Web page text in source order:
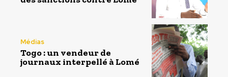
Médias
Togo : un vendeur de
journaux interpellé à Lomé